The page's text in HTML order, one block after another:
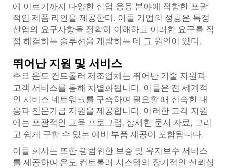
에 이르기까지 다양한 산업 응용 분야에 적합한 포괄
적인 제품 라인을 제공한다. 이들 기업의 성공은 특정
산업의 요구사항을 정확히 이해하고 이러한 요구를 직
접 해결하는 솔루션을 개발하는 데 그 원인이 있다.
뛰어난 지원 및 서비스
주요 온도 컨트롤러 제조업체는 뛰어난 기술 지원과
고객 서비스를 통해 차별화됩니다. 이들은 전 세계적
인 서비스 네트워크를 구축하여 필요할 때 신속한 대
응과 전문가급 지원을 제공합니다. 이러한 고객 지원
에는 포괄적인 교육 프로그램, 상세한 문서 자료, 그리
고 쉽게 구할 수 있는 예비 부품 제공이 포함됩니다.
이들 회사는 또한 광범위한 보증 및 유지보수 서비스
를 제공하여 온도 컨트롤러 시스템의 장기적인 신뢰성